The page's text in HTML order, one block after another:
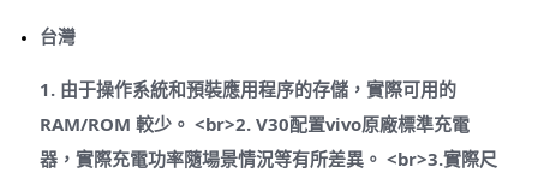
台灣
1. 由于操作系統和預裝應用程序的存儲，實際可用的
RAM/ROM 較少。 <br>2. V30配置vivo原廠標準充電
器，實際充電功率隨場景情況等有所差異。 <br>3.實際尺